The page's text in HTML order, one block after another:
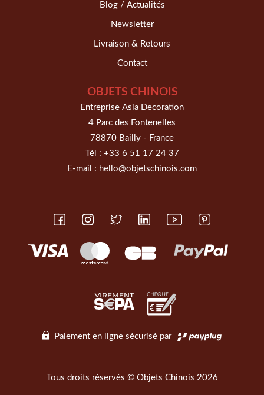
Blog / Actualités
Newsletter
Livraison & Retours
Contact
OBJETS CHINOIS
Entreprise Asia Decoration
4 Parc des Fontenelles
78870 Bailly - France
Tél : +33 6 51 17 24 37
E-mail : hello@objetschinois.com
Paiement en ligne sécurisé par
Tous droits réservés © Objets Chinois 2026